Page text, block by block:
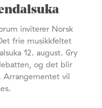
inviterer Norsk
frie musikkfeltet
12. august. Gry
og det blir
Arrangementet vil